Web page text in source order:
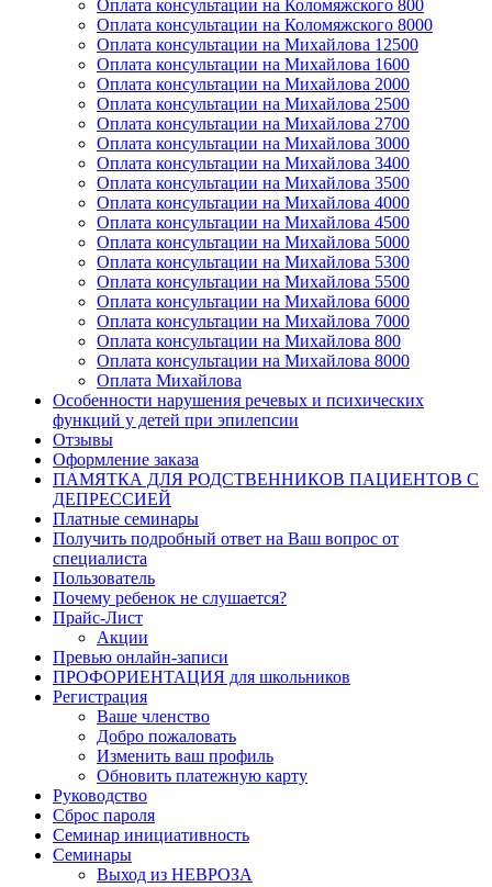
Оплата консультации на Коломяжского 800
Оплата консультации на Коломяжского 8000
Оплата консультации на Михайлова 12500
Оплата консультации на Михайлова 1600
Оплата консультации на Михайлова 2000
Оплата консультации на Михайлова 2500
Оплата консультации на Михайлова 2700
Оплата консультации на Михайлова 3000
Оплата консультации на Михайлова 3400
Оплата консультации на Михайлова 3500
Оплата консультации на Михайлова 4000
Оплата консультации на Михайлова 4500
Оплата консультации на Михайлова 5000
Оплата консультации на Михайлова 5300
Оплата консультации на Михайлова 5500
Оплата консультации на Михайлова 6000
Оплата консультации на Михайлова 7000
Оплата консультации на Михайлова 800
Оплата консультации на Михайлова 8000
Оплата Михайлова
Особенности нарушения речевых и психических
функций у детей при эпилепсии
Отзывы
Оформление заказа
ПАМЯТКА ДЛЯ РОДСТВЕННИКОВ ПАЦИЕНТОВ С
ДЕПРЕССИЕЙ
Платные семинары
Получить подробный ответ на Ваш вопрос от
специалиста
Пользователь
Почему ребенок не слушается?
Прайс-Лист
Акции
Превью онлайн-записи
ПРОФОРИЕНТАЦИЯ для школьников
Регистрация
Ваше членство
Добро пожаловать
Изменить ваш профиль
Обновить платежную карту
Руководство
Сброс пароля
Семинар инициативность
Семинары
Выход из НЕВРОЗА